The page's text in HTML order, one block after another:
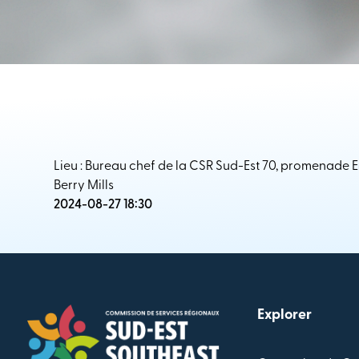
Lieu : Bureau chef de la CSR Sud-Est 70, promenade
Berry Mills
2024-08-27 18:30
Explorer